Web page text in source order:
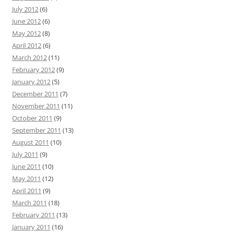
July 2012(6)
June 2012(6)
May 2012(8)
April 2012(6)
March 2012(11)
February 2012(9)
January 2012(5)
December 2011 (7)
November 2011 (11)
October 2011 (9)
September 2011 (13)
August 2011 (10)
July 2011 (9)
June 2011 (10)
May 2011 (12)
April 2011 (9)
March 2011 (18)
February 2011 (13)
January 2011 (16)